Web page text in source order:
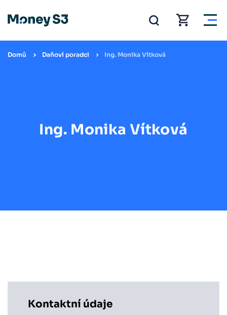
Domů Daňoví poradci Ing. Monika Vítková
Ing. Monika Vítková
Kontaktní údaje